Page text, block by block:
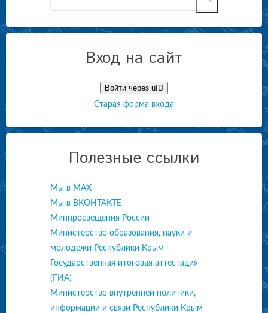
Вход на сайт
Войти через uID
Старая форма входа
Полезные ссылки
Мы в МАХ
Мы в ВКОНТАКТЕ
Минпросвещения России
Министерство образования, науки и
молодежи Республики Крым
Государственная итоговая аттестация
(ГИА)
Министерство внутренней политики,
информации и связи Республики Крым